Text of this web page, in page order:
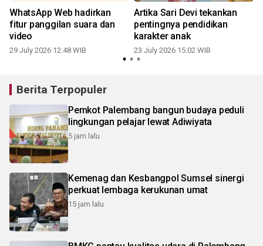
WhatsApp Web hadirkan
fitur panggilan suara dan
video
29 July 2026 12:48 WIB
Artika Sari Devi tekankan
pentingnya pendidikan
karakter anak
23 July 2026 15:02 WIB
Berita Terpopuler
Pemkot Palembang bangun budaya peduli
lingkungan pelajar lewat Adiwiyata
5 jam lalu
Kemenag dan Kesbangpol Sumsel sinergi
perkuat lembaga kerukunan umat
15 jam lalu